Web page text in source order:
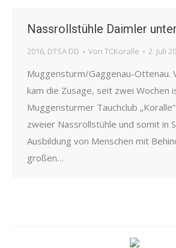
Nassrollstühle Daimler
2016, DTSA DD Von TCKoralle 2. Juli
Muggensturm/Gaggenau-Ottenau.
kam die Zusage, seit zwei Wochen
Muggensturmer Tauchclub
zweier Nassrollstühle und somit in
Ausbildung von Menschen mit
großen…